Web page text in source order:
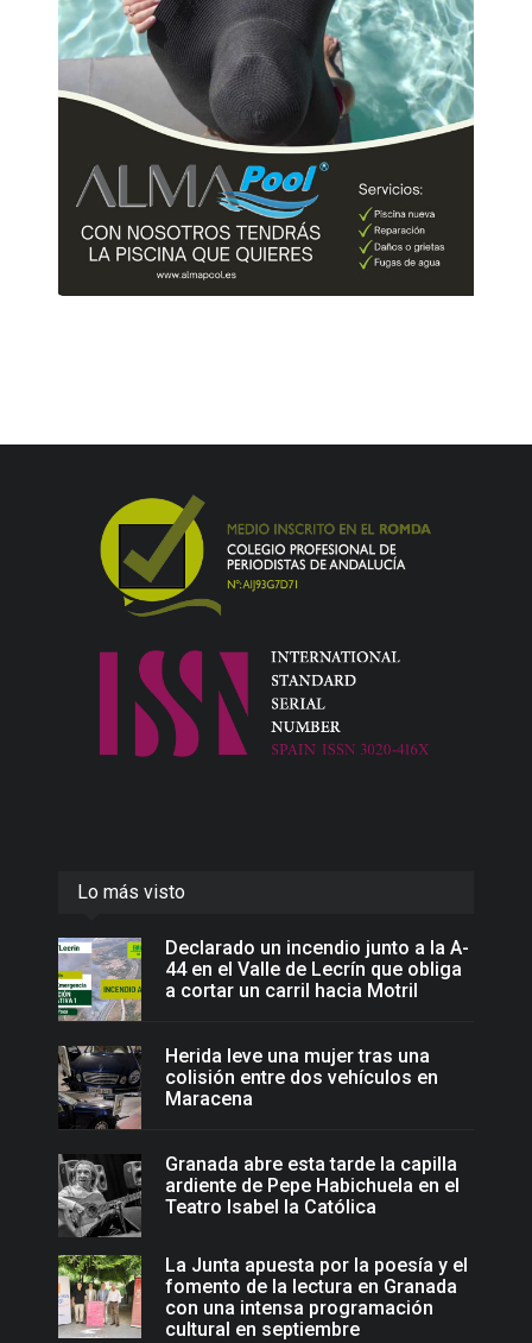
Lo más visto
Declarado un incendio junto a la A-
44 en el Valle de Lecrín que obliga
a cortar un carril hacia Motril
Herida leve una mujer tras una
colisión entre dos vehículos en
Maracena
Granada abre esta tarde la capilla
ardiente de Pepe Habichuela en el
Teatro Isabel la Católica
La Junta apuesta por la poesía y el
fomento de la lectura en Granada
con una intensa programación
cultural en septiembre